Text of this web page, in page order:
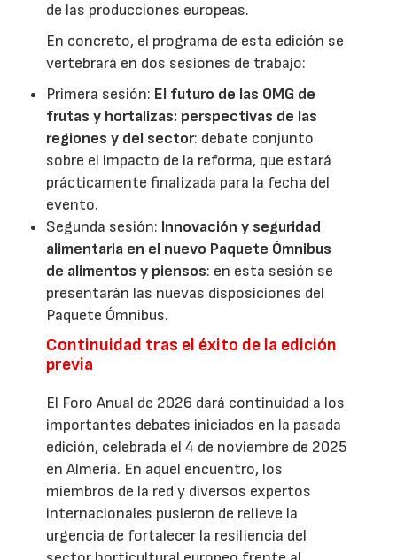
de las producciones europeas.
En concreto, el programa de esta edición se
vertebrará en dos sesiones de trabajo:
Primera sesión: El futuro de las OMG de
frutas y hortalizas: perspectivas de las
regiones y del sector: debate conjunto
sobre el impacto de la reforma, que estará
prácticamente finalizada para la fecha del
evento.
Segunda sesión: Innovación y seguridad
alimentaria en el nuevo Paquete Ómnibus
de alimentos y piensos: en esta sesión se
presentarán las nuevas disposiciones del
Paquete Ómnibus.
Continuidad tras el éxito de la edición
previa
El Foro Anual de 2026 dará continuidad a los
importantes debates iniciados en la pasada
edición, celebrada el 4 de noviembre de 2025
en Almería. En aquel encuentro, los
miembros de la red y diversos expertos
internacionales pusieron de relieve la
urgencia de fortalecer la resiliencia del